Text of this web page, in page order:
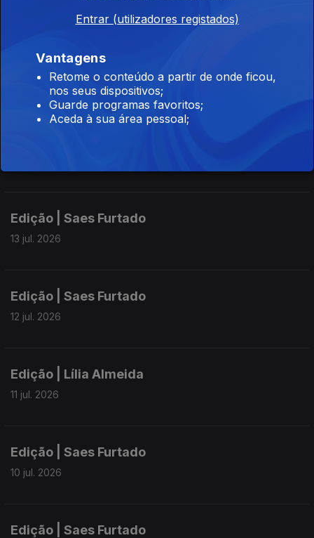
Edição | Saes Furtado
15 jul. 2026
Edição | Saes Furtado
13 jul. 2026
Edição | Saes Furtado
12 jul. 2026
Edição | Lília Almeida
11 jul. 2026
Edição | Saes Furtado
10 jul. 2026
Edição | Saes Furtado
Entrar (utilizadores registados)
Vantagens
Retome o conteúdo a partir de onde ficou,
nos seus dispositivos;
Guarde programas favoritos;
Aceda à sua área pessoal;